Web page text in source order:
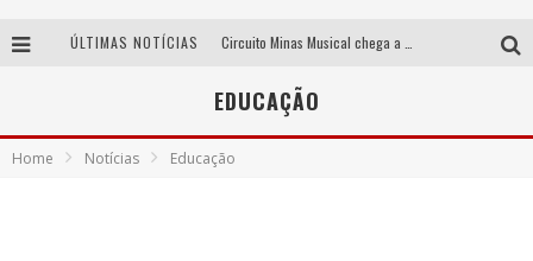
ÚLTIMAS NOTÍCIAS
No clima do Hexa: “Passinho do Brasil”, da DJ Danny Albuquerque, é a música que embala a torcida brasileira na Copa do Mundo 2026
EDUCAÇÃO
Home Notícias Educação